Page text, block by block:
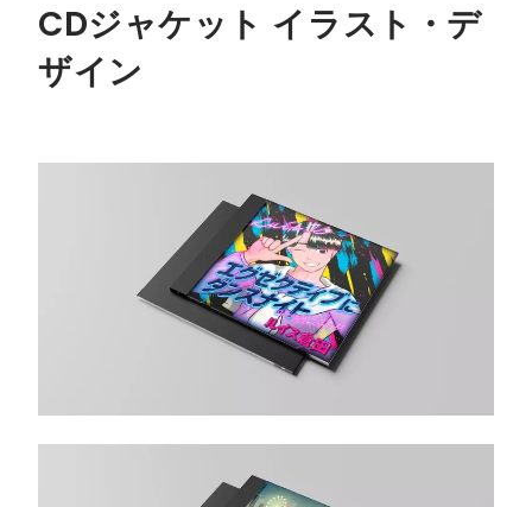
CDジャケット イラスト・デ
ザイン